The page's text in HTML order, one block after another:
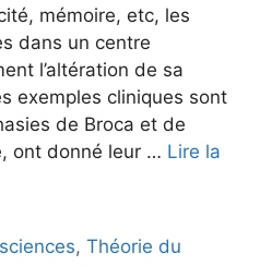
mémoire, etc, les
dans un centre
l’altération de sa
exemples cliniques sont
de Broca et de
ont donné leur … Lire la
,Théorie du